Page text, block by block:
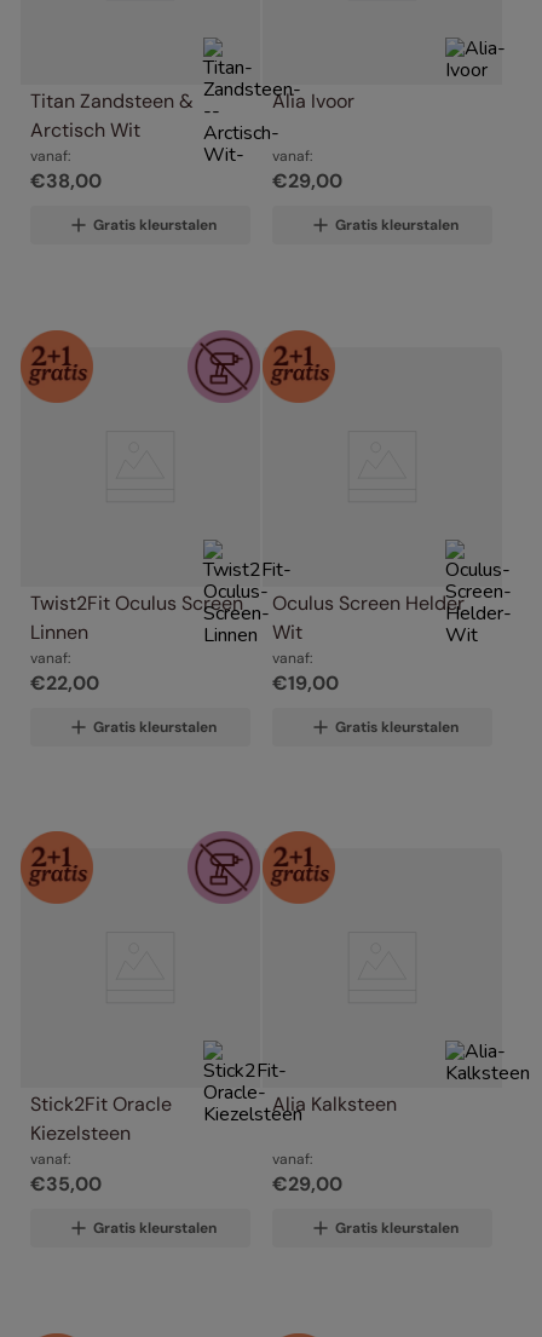
Titan Zandsteen &
Arctisch Wit
vanaf:
€38,00
Gratis kleurstalen
Alia Ivoor
vanaf:
€29,00
Gratis kleurstalen
Twist2Fit Oculus Screen
Linnen
vanaf:
€22,00
Gratis kleurstalen
Oculus Screen Helder
Wit
vanaf:
€19,00
Gratis kleurstalen
Stick2Fit Oracle
Kiezelsteen
vanaf:
€35,00
Gratis kleurstalen
Alia Kalksteen
vanaf:
€29,00
Gratis kleurstalen